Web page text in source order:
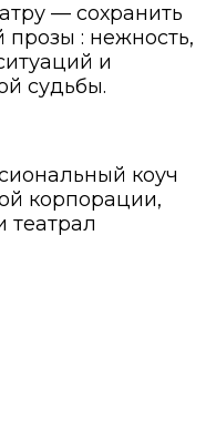
— сохранить
: нежность,
и
судьбы.
коуч
корпорации,
театрал